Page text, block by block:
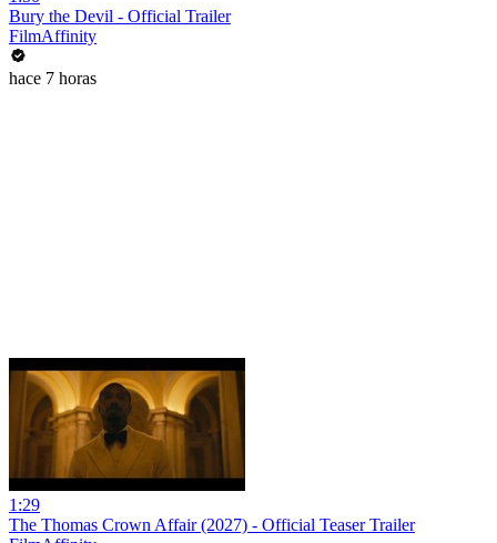
Bury the Devil - Official Trailer
FilmAffinity
hace 7 horas
1:29
The Thomas Crown Affair (2027) - Official Teaser Trailer